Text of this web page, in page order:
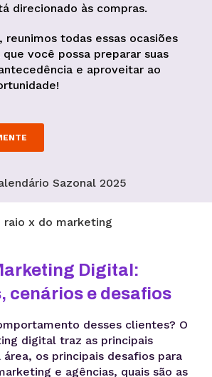
direcionado às compras.
reunimos todas essas ocasiões
você possa preparar suas
e aproveitar ao
Digital:
cenários e desafios
desses clientes? O
digital traz as principais
os principais desafios para
e agências, quais são as